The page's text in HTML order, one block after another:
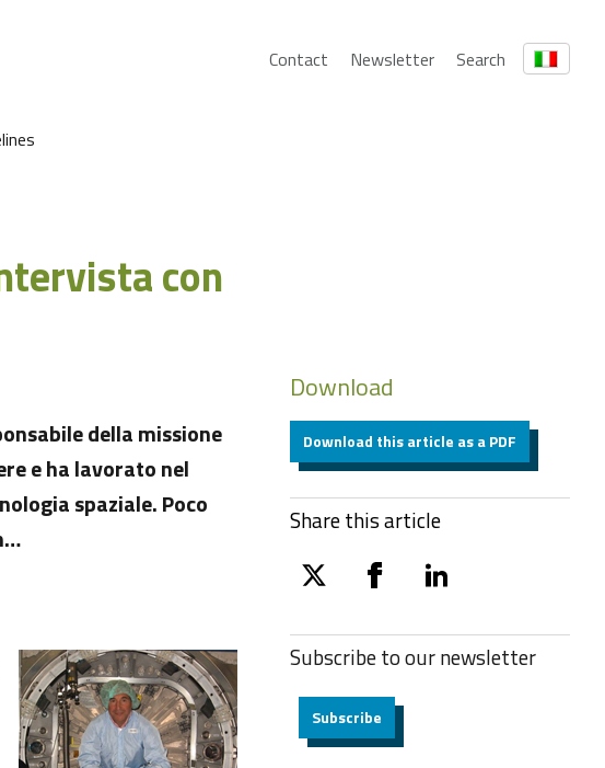
Contact Newsletter Search
con
della missione
e ha lavorato nel
spaziale. Poco
Download
Download this article as a PDF
Share this article
twitter facebooklinkedin
Subscribe to ournewsletter
Subscribe